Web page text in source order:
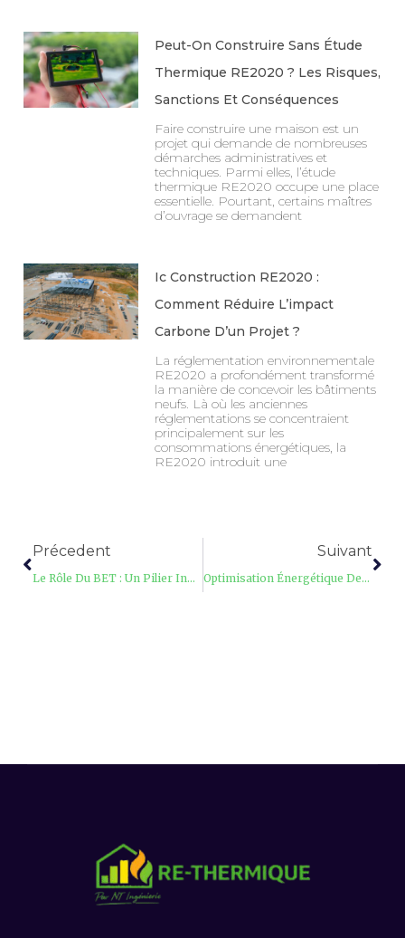
Peut-On Construire Sans Étude
Thermique RE2020 ? Les Risques,
Sanctions Et Conséquences
Faire construire une maison est un
projet qui demande de nombreuses
démarches administratives et
techniques. Parmi elles, l’étude
thermique RE2020 occupe une place
essentielle. Pourtant, certains maîtres
d’ouvrage se demandent
Ic Construction RE2020 :
Comment Réduire L’impact
Carbone D’un Projet ?
La réglementation environnementale
RE2020 a profondément transformé
la manière de concevoir les bâtiments
neufs. Là où les anciennes
réglementations se concentraient
principalement sur les
consommations énergétiques, la
RE2020 introduit une
Précedent
Le Rôle Du BET : Un Pilier Indispensable Dans Les Projets De Construction
Suivant
Optimisation Énergétique Des Systèmes Selon La RE2020 : Chauffage, Ventilation Et ECS